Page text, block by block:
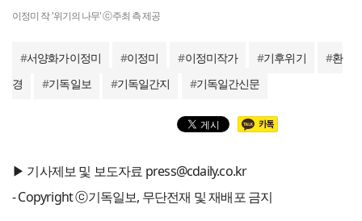
이정미 작 '위기의 나무' ⓒ주최 측 제공
#서양화가이정미 #이정미 #이정미작가 #기후위기 #환
경
#기독일보 #기독일간지 #기독일간신문
▶ 기사제보 및 보도자료 press@cdaily.co.kr
- Copyright ⓒ기독일보, 무단전재 및 재배포 금지